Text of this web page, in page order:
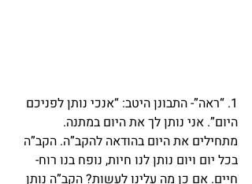
1. “ראה”- התבונן היטב: “אנכי נותן לפניכם
היום”. אני נותן לך את היום במתנה.
מתחילים את היום בהודאה להקב”ה. הקב”ה
בכל יום ויום נותן לנו חיות, נופח בנו רוח-
חיים. אם כן מה עלינו לעשות? הקב”ה נותן